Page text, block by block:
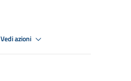
Vedi azioni